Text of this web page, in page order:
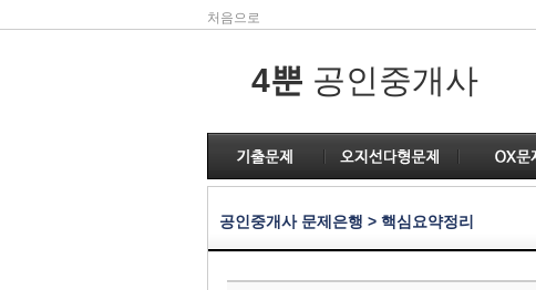
처음으로
4뿐 공인중개사
공인중개사 문제은행 > 핵심요약정리